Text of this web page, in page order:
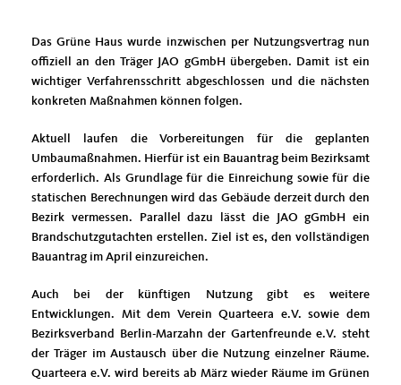
Das Grüne Haus wurde inzwischen per Nutzungsvertrag nun
offiziell an den Träger JAO gGmbH übergeben. Damit ist ein
wichtiger Verfahrensschritt abgeschlossen und die nächsten
konkreten Maßnahmen können folgen.
Aktuell laufen die Vorbereitungen für die geplanten
Umbaumaßnahmen. Hierfür ist ein Bauantrag beim Bezirksamt
erforderlich. Als Grundlage für die Einreichung sowie für die
statischen Berechnungen wird das Gebäude derzeit durch den
Bezirk vermessen. Parallel dazu lässt die JAO gGmbH ein
Brandschutzgutachten erstellen. Ziel ist es, den vollständigen
Bauantrag im April einzureichen.
Auch bei der künftigen Nutzung gibt es weitere
Entwicklungen. Mit dem Verein Quarteera e.V. sowie dem
Bezirksverband Berlin-Marzahn der Gartenfreunde e.V. steht
der Träger im Austausch über die Nutzung einzelner Räume.
Quarteera e.V. wird bereits ab März wieder Räume im Grünen